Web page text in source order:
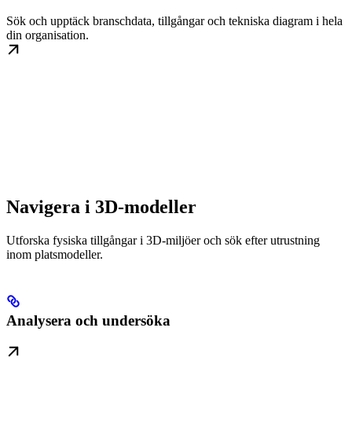
Sök och upptäck branschdata, tillgångar och tekniska diagram i hela
din organisation.
Navigera i 3D-modeller
Utforska fysiska tillgångar i 3D-miljöer och sök efter utrustning
inom platsmodeller.
Analysera och undersöka